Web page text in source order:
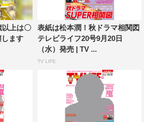
対決にキスマイ宮田俊哉が参戦『日
時間半SP』
・ガチンコバラエティに初参戦『爆
！『ドクターX』『コウノドリ』
の僕』『陸王』『民衆の敵』etc.
勉』連載
すばる
以上は〇
ます
表紙は松本潤！秋ドラマ相関図
テレビライフ20号9月20日
（水）発売 | TV ...
TV LIFE